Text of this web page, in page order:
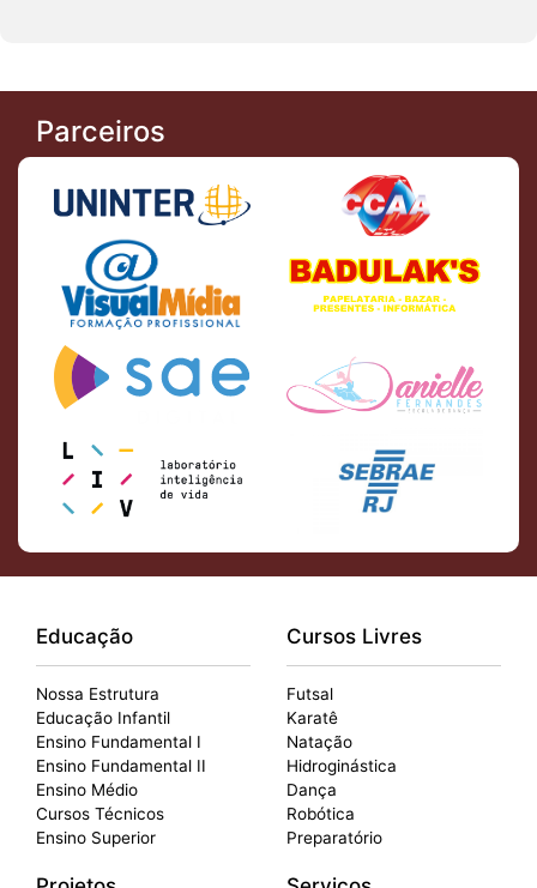
Parceiros
Educação
Nossa Estrutura
Educação Infantil
Ensino Fundamental I
Ensino Fundamental II
Ensino Médio
Cursos Técnicos
Ensino Superior
Cursos Livres
Futsal
Karatê
Natação
Hidroginástica
Dança
Robótica
Preparatório